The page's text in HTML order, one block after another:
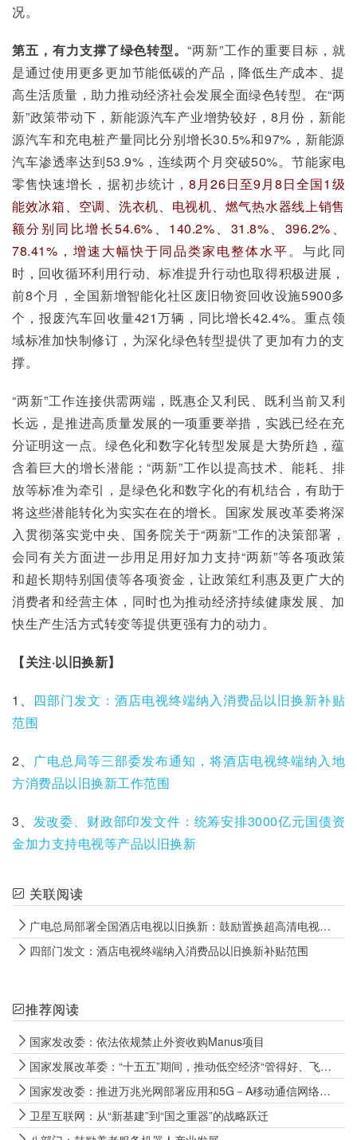
况。
第五，有力支撑了绿色转型。“两新”工作的重要目标，就
是通过使用更多更加节能低碳的产品，降低生产成本、提
高生活质量，助力推动经济社会发展全面绿色转型。在“两
新”政策带动下，新能源汽车产业增势较好，8月份，新能
源汽车和充电桩产量同比分别增长30.5%和97%，新能源
汽车渗透率达到53.9%，连续两个月突破50%。节能家电
零售快速增长，据初步统计，8月26日至9月8日全国1级
能效冰箱、空调、洗衣机、电视机、燃气热水器线上销售
额分别同比增长54.6%、140.2%、31.8%、396.2%、
78.41%，增速大幅快于同品类家电整体水平。与此同
时，回收循环利用行动、标准提升行动也取得积极进展，
前8个月，全国新增智能化社区废旧物资回收设施5900多
个，报废汽车回收量421万辆，同比增长42.4%。重点领
域标准加快制修订，为深化绿色转型提供了更加有力的支
撑。
“两新”工作连接供需两端，既惠企又利民、既利当前又利
长远，是推进高质量发展的一项重要举措，实践已经在充
分证明这一点。绿色化和数字化转型发展是大势所趋，蕴
含着巨大的增长潜能；“两新”工作以提高技术、能耗、排
放等标准为牵引，是绿色化和数字化的有机结合，有助于
将这些潜能转化为实实在在的增长。国家发展改革委将深
入贯彻落实党中央、国务院关于“两新”工作的决策部署，
会同有关方面进一步用足用好加力支持“两新”等各项政策
和超长期特别国债等各项资金，让政策红利惠及更广大的
消费者和经营主体，同时也为推动经济持续健康发展、加
快生产生活方式转变等提供更强有力的动力。
【关注·以旧换新】
1、 四部门发文：酒店电视终端纳入消费品以旧换新补贴
范围
2、 广电总局等三部委发布通知，将酒店电视终端纳入地
方消费品以旧换新工作范围
3、 发改委、财政部印发文件：统筹安排3000亿元国债资
金加力支持电视等产品以旧换新
关联阅读
广电总局部署全国酒店电视以旧换新：鼓励置换超高清电视终端
四部门发文：酒店电视终端纳入消费品以旧换新补贴范围
推荐阅读
国家发改委：依法依规禁止外资收购Manus项目
国家发展改革委：“十五五”期间，推动低空经济“管得好、飞得稳、用得活”
国家发改委：推进万兆光网部署应用和5G－A移动通信网络规模商用
卫星互联网：从“新基建”到“国之重器”的战略跃迁